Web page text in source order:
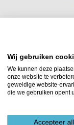
WIE IS ER ONLINE
Forumoverzicht
Wij gebruiken
We kunnen deze
onze website te
geweldige website-
die we gebruiken opent
Accepteer